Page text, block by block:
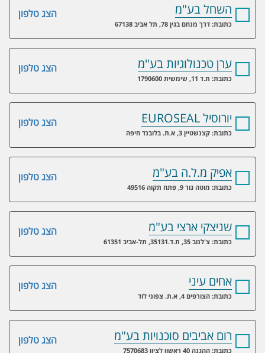
הצג טלפון השחל בע"מ
כתובת: דרך מנחם בגין 78, תל אביב 67138
הצג טלפון ערן טכנולוגיות בע"מ
כתובת: ת.ד 11, שימשית 1790600
הצג טלפון יורוסיל EUROSEAL
כתובת: קצנשטיין 3, א.ת. בלובנד חיפה
הצג טלפון אפיק מ.ל.ה בע"מ
כתובת: מוטה גור 9, פתח תקוה 49516
הצג טלפון שניצקי ארצי בע"מ
כתובת: צ'לנוב 35, ת.ד.35131, תל-אביב 61351
הצג טלפון אחים עיני
כתובת: הצורפים 4, א.ת. צפוני לוד
הצג טלפון רום אביבים סוכנויות בע"מ
כתובת: ההגנה 40 ראשון לציון 7570683